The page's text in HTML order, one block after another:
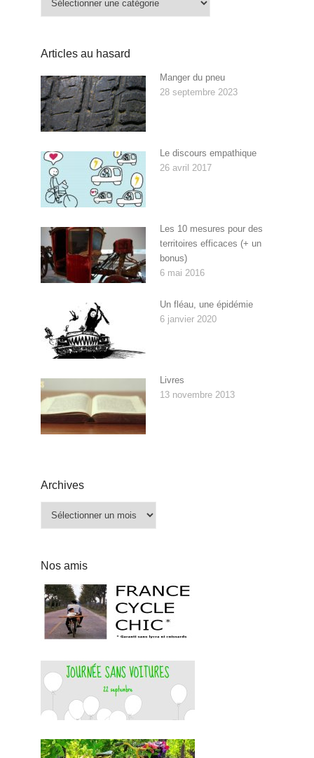
Articles au hasard
Manger du pneu
28 septembre 2023
Le discours empathique
26 avril 2017
Les 10 mesures pour des
territoires efficaces (+ un
bonus)
6 mai 2016
Un fléau, une épidémie
6 janvier 2020
Livres
13 novembre 2013
Archives
Nos amis